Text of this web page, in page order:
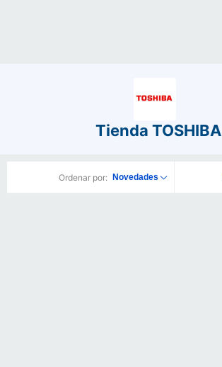
Tienda TOSHIBA
Ordenar por: Novedades